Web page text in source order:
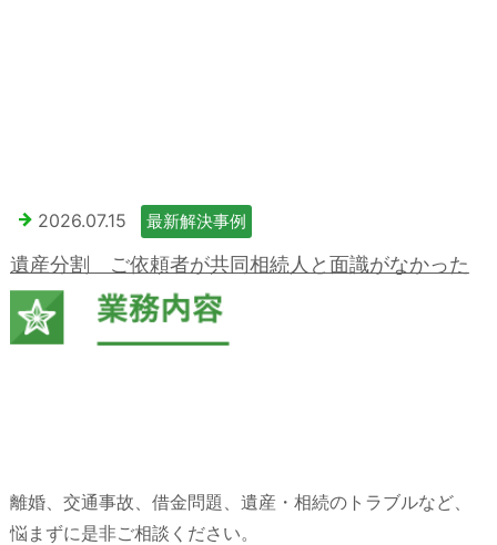
2026.07.15 最新解決事例
遺産分割 ご依頼者が共同相続人と面識がなかった
ために依頼された事例
離婚、交通事故、借金問題、遺産・相続のトラブルなど、
悩まずに是非ご相談ください。